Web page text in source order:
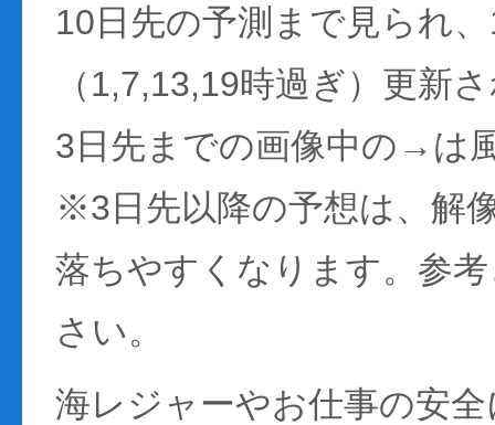
10日先の予測まで見られ
（1,7,13,19時過ぎ）更新
3日先までの画像中の→は
※3日先以降の予想は、解
落ちやすくなります。参
さい。
海レジャーやお仕事の安